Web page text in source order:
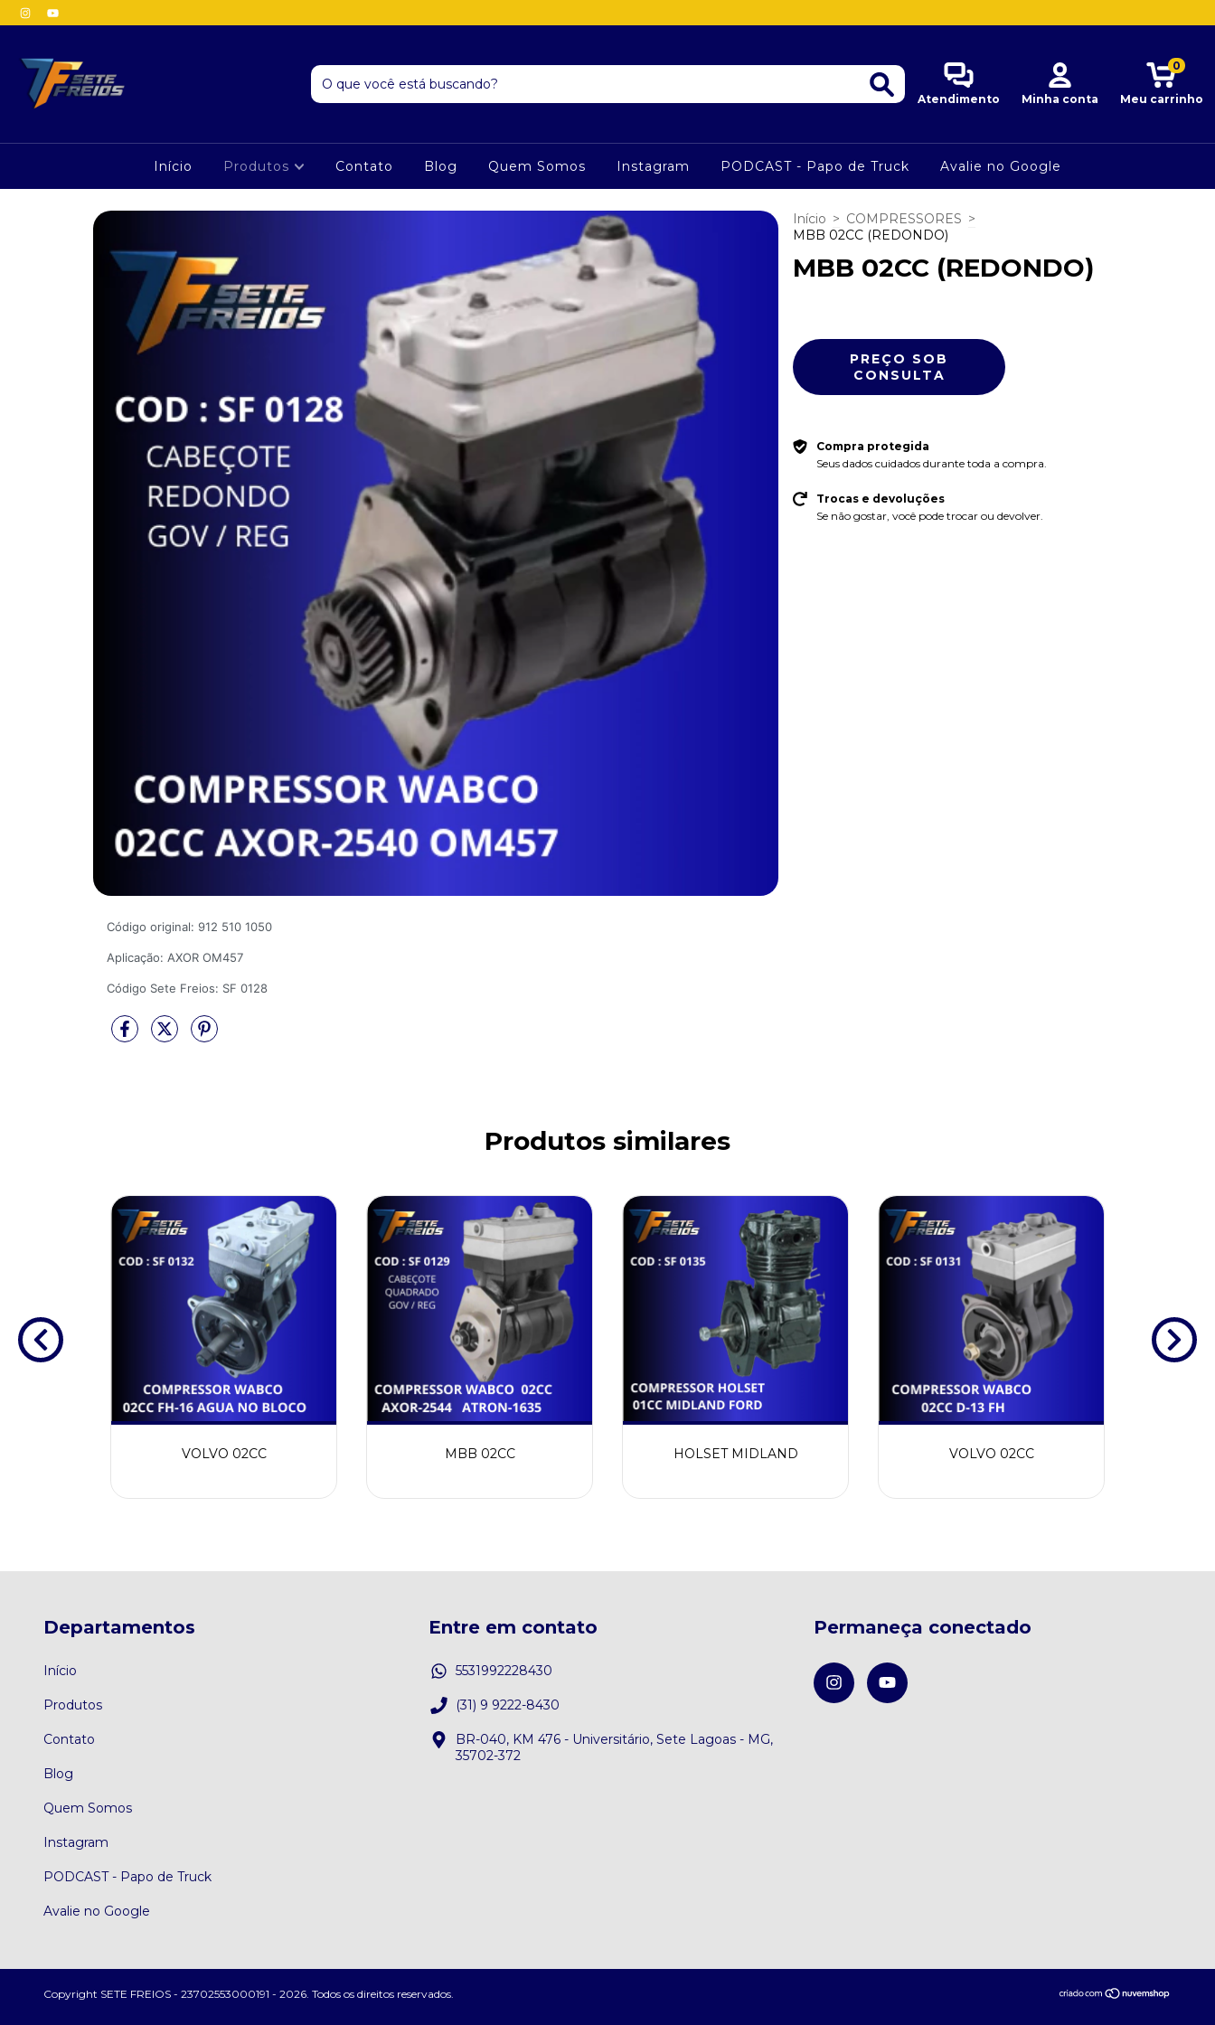
Atendimento Minha conta Meu carrinho
0
Início Produtos Contato Blog Quem Somos Instagram PODCAST - Papo de Truck Avalie no Google
Código original: 912 510 1050
Aplicação: AXOR OM457
Código Sete Freios: SF 0128
Início > COMPRESSORES >
MBB 02CC (REDONDO)
MBB 02CC (REDONDO)
Compra protegida
Seus dados cuidados durante toda a compra.
Trocas e devoluções
Se não gostar, você pode trocar ou devolver.
Produtos similares
VOLVO 02CC MBB 02CC HOLSET MIDLAND VOLVO 02CC
Departamentos
Início
Produtos
Contato
Blog
Quem Somos
Instagram
PODCAST - Papo de Truck
Avalie no Google
Entre em contato
5531992228430
(31) 9 9222-8430
BR-040, KM 476 - Universitário, Sete Lagoas - MG,
35702-372
Permaneça conectado
Copyright SETE FREIOS - 23702553000191 - 2026. Todos os direitos reservados.